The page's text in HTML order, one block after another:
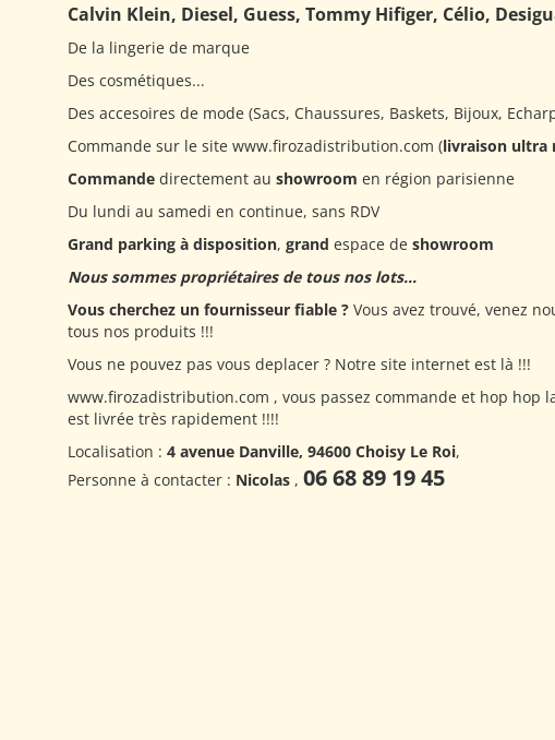
Calvin Klein, Diesel, Guess, Tommy Hifiger, Célio,
De la lingerie de marque
Des cosmétiques...
Des accesoires de mode (Sacs, Chaussures, Baskets, Bijoux,
Commande sur le site www.firozadistribution.com (livraison ultra
Commandedirectement au showroom en région parisienne
Du lundi au samedi en continue, sans RDV
Grand parking à disposition, grand espace de showroom
Nous sommes propriétaires de tous nos lots...
Vous cherchez un fournisseur fiable ?Vous avez trouvé, venez
tous nos produits !!!
Vous ne pouvez pas vous deplacer ? Notre site internet est là !!!
www.firozadistribution.com , vous passez commande et hop hop
est livrée très rapidement !!!!
Localisation : 4 avenue Danville, 94600 Choisy Le Roi,
Personne à contacter : Nicolas , 06 68 89 19 45